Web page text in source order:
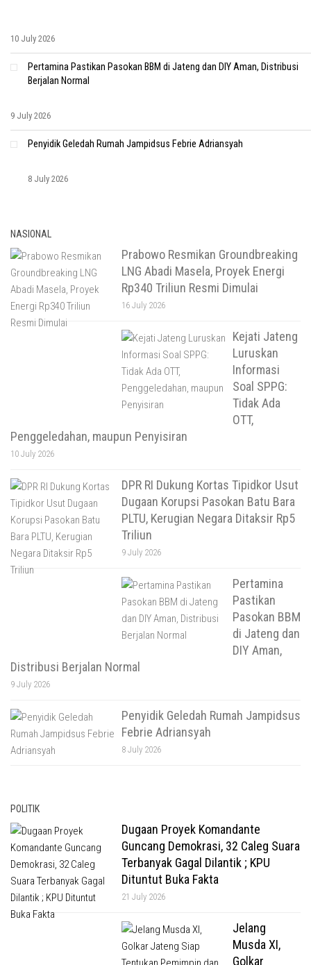
10 July 2026
Pertamina Pastikan Pasokan BBM di Jateng dan DIY Aman, Distribusi
Berjalan Normal
9 July 2026
Penyidik Geledah Rumah Jampidsus Febrie Adriansyah
8 July 2026
NASIONAL
Prabowo Resmikan Groundbreaking
LNG Abadi Masela, Proyek Energi
Rp340 Triliun Resmi Dimulai
16 July 2026
Kejati Jateng
Luruskan
Informasi
Soal SPPG:
Tidak Ada
OTT,
Penggeledahan, maupun Penyisiran
10 July 2026
DPR RI Dukung Kortas Tipidkor Usut
Dugaan Korupsi Pasokan Batu Bara
PLTU, Kerugian Negara Ditaksir Rp5
Triliun
9 July 2026
Pertamina
Pastikan
Pasokan BBM
di Jateng dan
DIY Aman,
Distribusi Berjalan Normal
9 July 2026
Penyidik Geledah Rumah Jampidsus
Febrie Adriansyah
8 July 2026
POLITIK
Dugaan Proyek Komandante
Guncang Demokrasi, 32 Caleg Suara
Terbanyak Gagal Dilantik ; KPU
Dituntut Buka Fakta
21 July 2026
Jelang
Musda XI,
Golkar